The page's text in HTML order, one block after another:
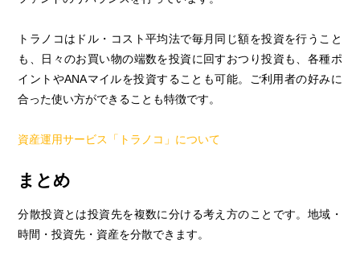
トラノコはドル・コスト平均法で毎月同じ額を投資を行うこと
も、日々のお買い物の端数を投資に回すおつり投資も、各種ポ
イントやANAマイルを投資することも可能。ご利用者の好みに
合った使い方ができることも特徴です。
資産運用サービス「トラノコ」について
まとめ
分散投資とは投資先を複数に分ける考え方のことです。地域・
時間・投資先・資産を分散できます。